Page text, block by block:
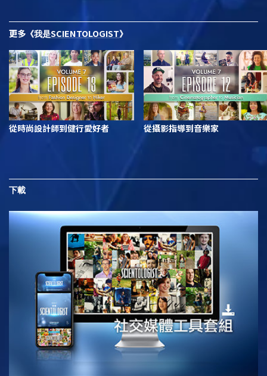
更多 《我是SCIENTOLOGIST》
從時尚設計師到健行愛好者 從攝影指導到音樂家
下載